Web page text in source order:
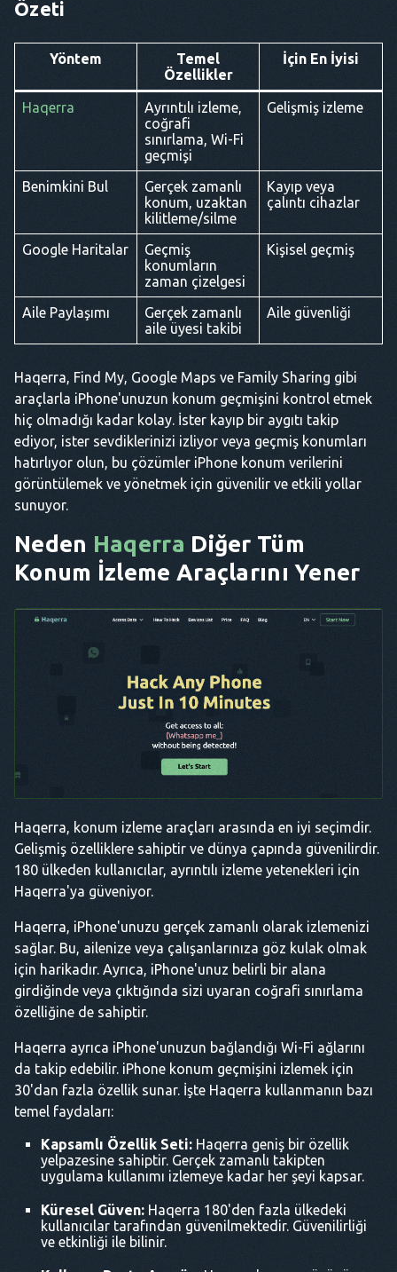
Özeti
Yöntem
Temel
Özellikler
İçin En İyisi
Haqerra
Ayrıntılı izleme,
coğrafi
sınırlama, Wi-Fi
geçmişi
Gelişmiş izleme
Benimkini Bul
Gerçek zamanlı
konum, uzaktan
kilitleme/silme
Kayıp veya
çalıntı cihazlar
Google Haritalar
Geçmiş
konumların
zaman çizelgesi
Kişisel geçmiş
Aile Paylaşımı
Gerçek zamanlı
aile üyesi takibi
Aile güvenliği
Haqerra, Find My, Google Maps ve Family Sharing gibi
araçlarla iPhone'unuzun konum geçmişini kontrol etmek
hiç olmadığı kadar kolay. İster kayıp bir aygıtı takip
ediyor, ister sevdiklerinizi izliyor veya geçmiş konumları
hatırlıyor olun, bu çözümler iPhone konum verilerini
görüntülemek ve yönetmek için güvenilir ve etkili yollar
sunuyor.
Neden Haqerra Diğer Tüm
Konum İzleme Araçlarını Yener
Haqerra, konum izleme araçları arasında en iyi seçimdir.
Gelişmiş özelliklere sahiptir ve dünya çapında güvenilirdir.
180 ülkeden kullanıcılar, ayrıntılı izleme yetenekleri için
Haqerra'ya güveniyor.
Haqerra, iPhone'unuzu gerçek zamanlı olarak izlemenizi
sağlar. Bu, ailenize veya çalışanlarınıza göz kulak olmak
için harikadır. Ayrıca, iPhone'unuz belirli bir alana
girdiğinde veya çıktığında sizi uyaran coğrafi sınırlama
özelliğine de sahiptir.
Haqerra ayrıca iPhone'unuzun bağlandığı Wi-Fi ağlarını
da takip edebilir. iPhone konum geçmişini izlemek için
30'dan fazla özellik sunar. İşte Haqerra kullanmanın bazı
temel faydaları:
Kapsamlı Özellik Seti: Haqerra geniş bir özellik
yelpazesine sahiptir. Gerçek zamanlı takipten
uygulama kullanımı izlemeye kadar her şeyi kapsar.
Küresel Güven: Haqerra 180'den fazla ülkedeki
kullanıcılar tarafından güvenilmektedir. Güvenilirliği
ve etkinliği ile bilinir.